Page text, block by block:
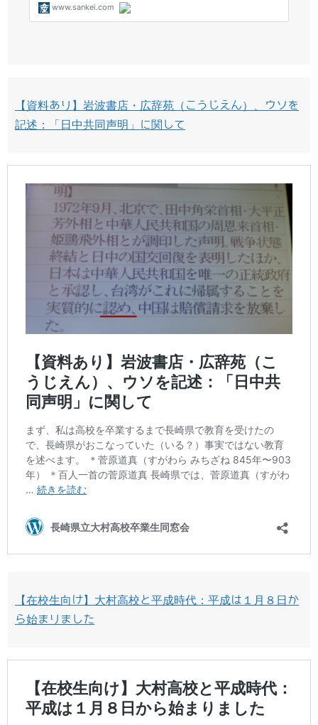
【資料あり】岩波書店・広辞苑（こうじえん）、ウソを
記述：「日中共同声明」に関して
【在校生向け】大村高校と平成時代：平成は１月８日か
ら始まりました